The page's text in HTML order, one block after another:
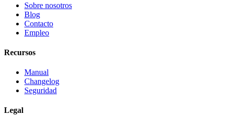
Sobre nosotros
Blog
Contacto
Empleo
Recursos
Manual
Changelog
Seguridad
Legal